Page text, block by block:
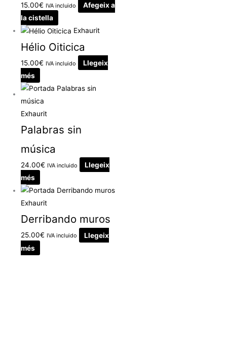
15.00€ IVA incluido
Afegeix a
la cistella
Exhaurit
Hélio Oiticica
15.00€ IVA incluido
Llegeix
més
Exhaurit
Palabras sin
música
24.00€ IVA incluido
Llegeix
més
Exhaurit
Derribando muros
25.00€ IVA incluido
Llegeix
més